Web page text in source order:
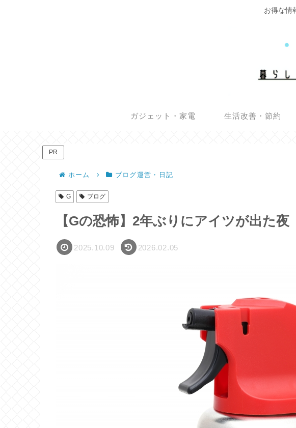
お得な情
ガジェット・家電 生活改善・節約
PR
ホーム ブログ運営・日記
G ブログ
【Gの恐怖】2年ぶりにアイツが出た夜
2025.10.09 2026.02.05